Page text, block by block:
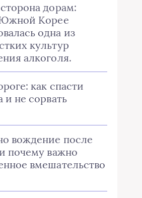
дорам:
Корее
одна из
культур
алкоголя.
как спасти
и не сорвать
вождение после
почему важно
вмешательство